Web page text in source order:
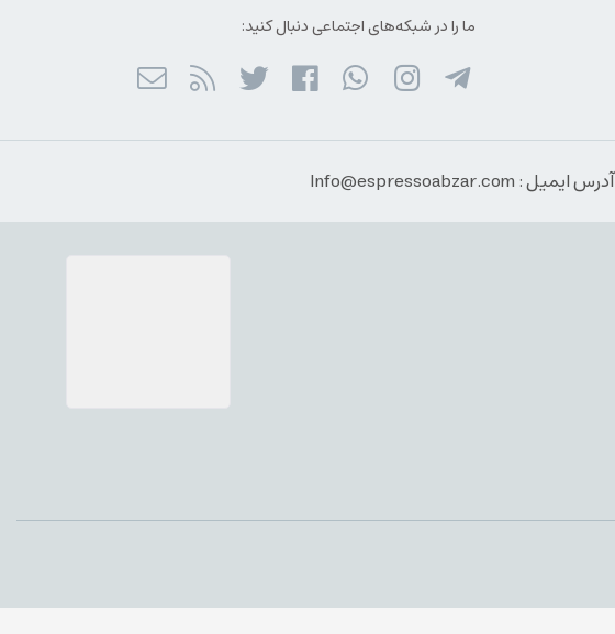
ما را در شبکه‌های اجتماعی دنبال کنید:
آدرس ایمیل : Info@espressoabzar.com